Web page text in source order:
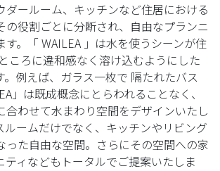
ダールーム、キッチンなど住居における
の役割ごとに分断され、自由なプランニ
す。「 WAILEA 」は水を使うシーンが住
ころに違和感なく溶け込むようにした
。例えば、ガラス一枚で 隔たれたバス
」は既成概念にとらわれることなく、
合わせて水まわり空間をデザインいたし
ルームだけでなく、キッチンやリビング
った自由な空間。さらにその空間への家
ティなどもトータルでご提案いたしま